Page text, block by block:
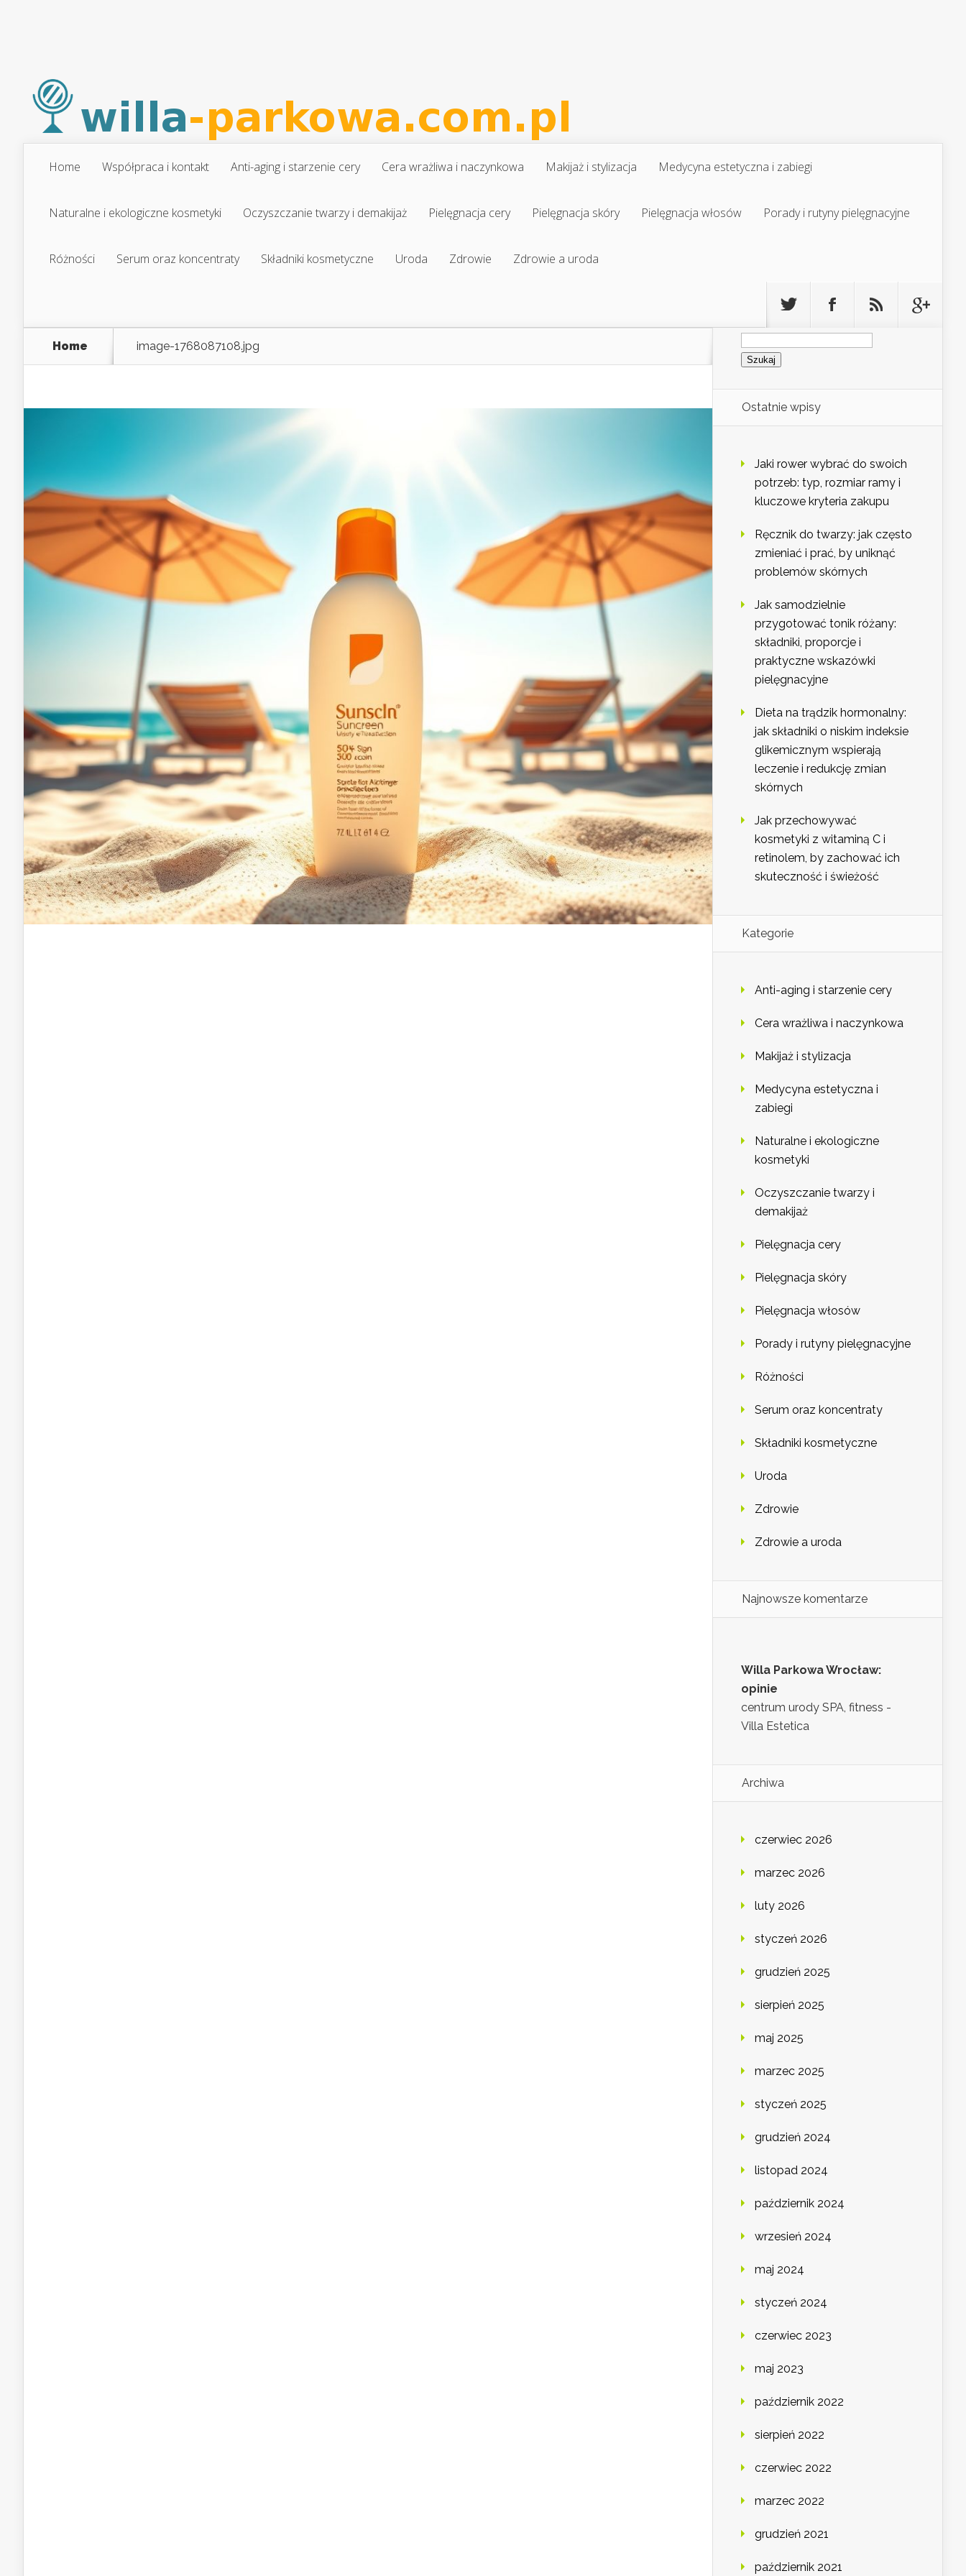
Home Współpraca i kontakt Anti-aging i starzenie cery Cera wrażliwa i naczynkowa Makijaż i stylizacja Medycyna estetyczna i zabiegi
Naturalne i ekologiczne kosmetyki Oczyszczanie twarzy i demakijaż Pielęgnacja cery Pielęgnacja skóry Pielęgnacja włosów Porady i rutyny pielęgnacyjne
Różności Serum oraz koncentraty Składniki kosmetyczne Uroda Zdrowie Zdrowie a uroda
Home image-1768087108.jpg
Szukaj:
Ostatnie wpisy
Jaki rower wybrać do swoich
potrzeb: typ, rozmiar ramy i
kluczowe kryteria zakupu
Ręcznik do twarzy: jak często
zmieniać i prać, by uniknąć
problemów skórnych
Jak samodzielnie
przygotować tonik różany:
składniki, proporcje i
praktyczne wskazówki
pielęgnacyjne
Dieta na trądzik hormonalny:
jak składniki o niskim indeksie
glikemicznym wspierają
leczenie i redukcję zmian
skórnych
Jak przechowywać
kosmetyki z witaminą C i
retinolem, by zachować ich
skuteczność i świeżość
Kategorie
Anti-aging i starzenie cery
Cera wrażliwa i naczynkowa
Makijaż i stylizacja
Medycyna estetyczna i
zabiegi
Naturalne i ekologiczne
kosmetyki
Oczyszczanie twarzy i
demakijaż
Pielęgnacja cery
Pielęgnacja skóry
Pielęgnacja włosów
Porady i rutyny pielęgnacyjne
Różności
Serum oraz koncentraty
Składniki kosmetyczne
Uroda
Zdrowie
Zdrowie a uroda
Najnowsze komentarze
Willa Parkowa Wrocław:
opinie
centrum urody SPA, fitness -
Villa Estetica
Archiwa
czerwiec 2026
marzec 2026
luty 2026
styczeń 2026
grudzień 2025
sierpień 2025
maj 2025
marzec 2025
styczeń 2025
grudzień 2024
listopad 2024
październik 2024
wrzesień 2024
maj 2024
styczeń 2024
czerwiec 2023
maj 2023
październik 2022
sierpień 2022
czerwiec 2022
marzec 2022
grudzień 2021
październik 2021